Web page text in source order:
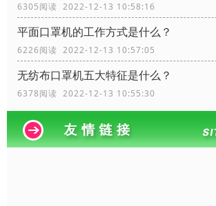
6305阅读 2022-12-13 10:58:16
平面口罩机的工作方式是什么？
6226阅读 2022-12-13 10:57:05
无纺布口罩机五大特征是什么？
6378阅读 2022-12-13 10:55:30